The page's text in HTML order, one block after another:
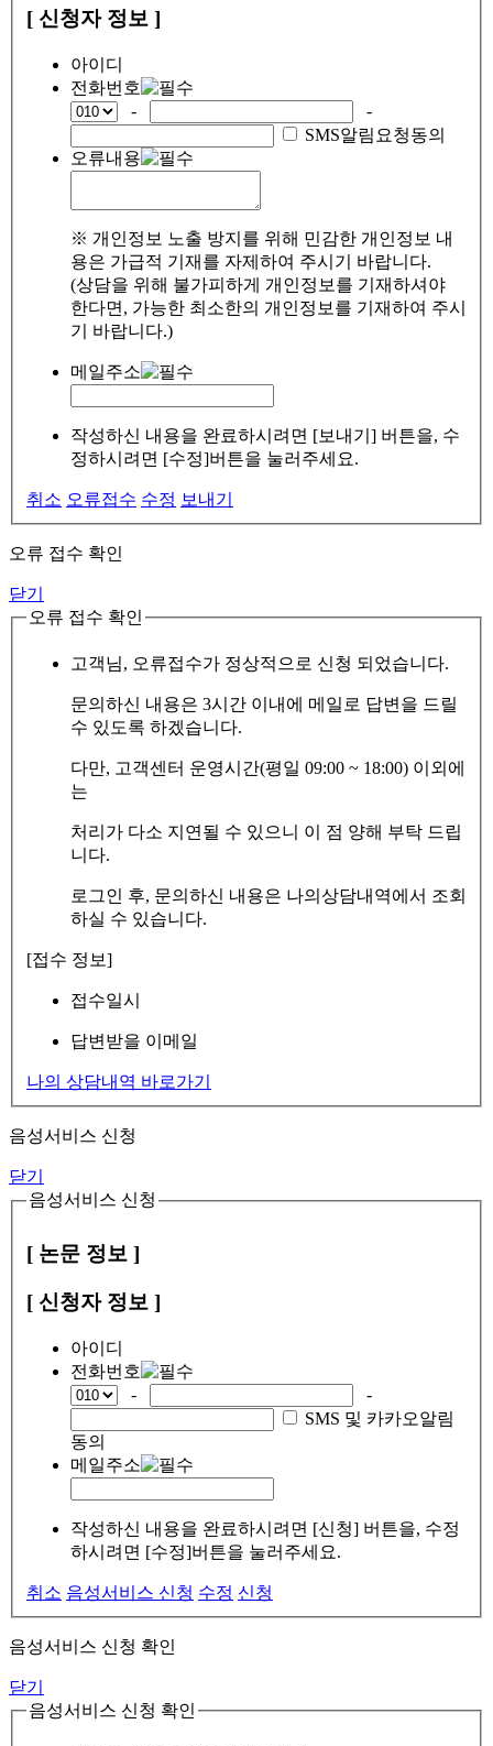
[ 신청자 정보 ]
아이디
전화번호
-
-
SMS알림요청동의
오류내용
※ 개인정보 노출 방지를 위해 민감한 개인정보 내
용은 가급적 기재를 자제하여 주시기 바랍니다.
(상담을 위해 불가피하게 개인정보를 기재하셔야
한다면, 가능한 최소한의 개인정보를 기재하여 주시
기 바랍니다.)
메일주소
작성하신 내용을 완료하시려면 [보내기] 버튼을, 수
정하시려면 [수정]버튼을 눌러주세요.
취소 오류접수 수정 보내기
오류 접수 확인
닫기
오류 접수 확인
고객님, 오류접수가 정상적으로 신청 되었습니다.
문의하신 내용은 3시간 이내에 메일로 답변을 드릴
수 있도록 하겠습니다.
다만, 고객센터 운영시간(평일 09:00 ~ 18:00) 이외에
는
처리가 다소 지연될 수 있으니 이 점 양해 부탁 드립
니다.
로그인 후, 문의하신 내용은 나의상담내역에서 조회
하실 수 있습니다.
[접수 정보]
접수일시
답변받을 이메일
나의 상담내역 바로가기
음성서비스 신청
닫기
음성서비스 신청
[ 논문 정보 ]
[ 신청자 정보 ]
아이디
전화번호
-
-
SMS 및 카카오알림
동의
메일주소
작성하신 내용을 완료하시려면 [신청] 버튼을, 수정
하시려면 [수정]버튼을 눌러주세요.
취소 음성서비스 신청 수정 신청
음성서비스 신청 확인
닫기
음성서비스 신청 확인